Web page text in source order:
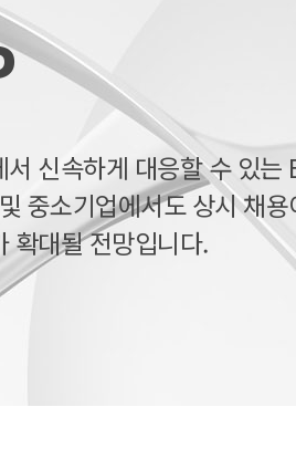
신속하게 대응할 수 있는
중소기업에서도 상시 채
확대될 전망입니다.